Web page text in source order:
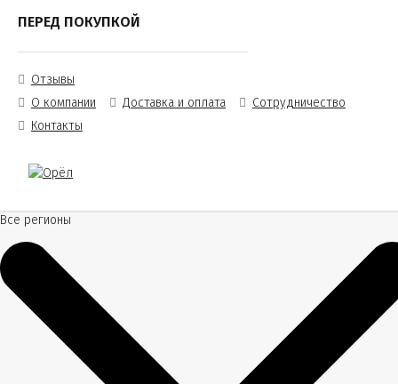
ПЕРЕД ПОКУПКОЙ
Отзывы
О компании
Доставка и оплата
Сотрудничество
Контакты
Все регионы